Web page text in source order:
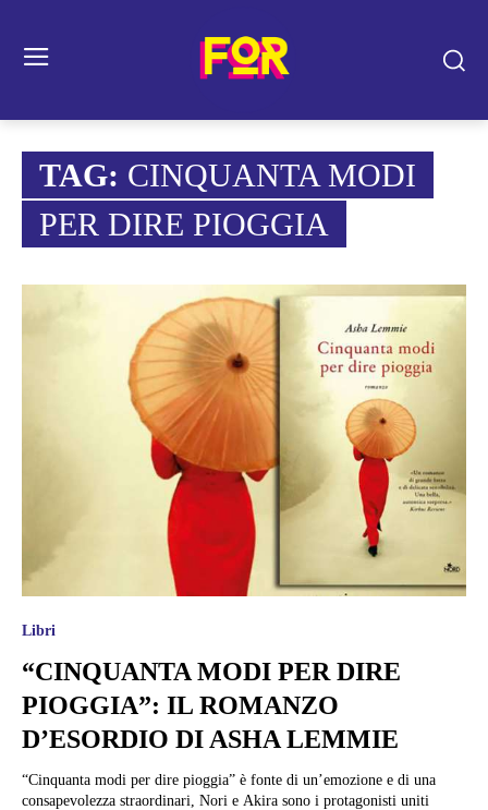
TAG: CINQUANTA MODI
PER DIRE PIOGGIA
Libri
“CINQUANTA MODI PER DIRE
PIOGGIA”: IL ROMANZO
D’ESORDIO DI ASHA LEMMIE
“Cinquanta modi per dire pioggia” è fonte di un’emozione e di una
consapevolezza straordinari, Nori e Akira sono i protagonisti uniti